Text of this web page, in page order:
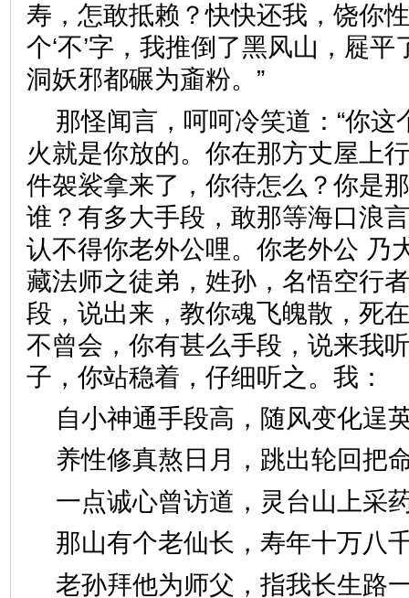
寿，怎敢抵赖？快快还我，饶你
个‘不’字，我推倒了黑风山，屣
洞妖邪都碾为齑粉。”
那怪闻言，呵呵冷笑道：“你
火就是你放的。你在那方丈屋上
件袈裟拿来了，你待怎么？你是
谁？有多大手段，敢那等海口浪
认不得你老外公哩。你老外公 乃
藏法师之徒弟，姓孙，名悟空行
段，说出来，教你魂飞魄散，死
不曾会，你有甚么手段，说来我
子，你站稳着，仔细听之。
自小神通手段高，随风变
养性修真熬日月，跳出轮
一点诚心曾访道，灵台山
那山有个老仙长，寿年十
老孙拜他为师父，指我长